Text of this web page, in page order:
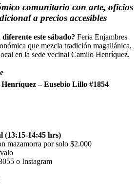
comunitario con arte, oficios
a precios accesibles
este sábado? Feria Enjambres
que mezcla tradición magallánica,
en la sede vecinal Camilo Henríquez.
Henríquez – Eusebio Lillo #1854
(13:15-14:45 hrs)
mazamorra por solo $2.000
o Instagram